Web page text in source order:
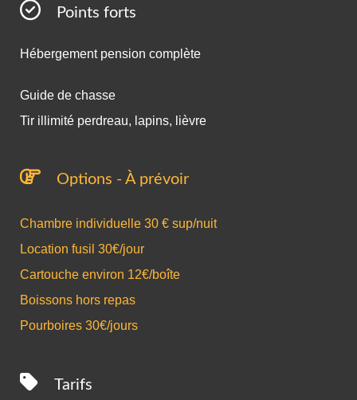
Points forts
Hébergement pension complète
Guide de chasse
Tir illimité perdreau, lapins, lièvre
Options - À prévoir
Chambre individuelle 30 € sup/nuit
Location fusil 30€/jour
Cartouche environ 12€/boîte
Boissons hors repas
Pourboires 30€/jours
Tarifs